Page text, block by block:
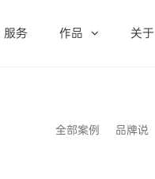
服务 作品 关于
全部案例 品牌说